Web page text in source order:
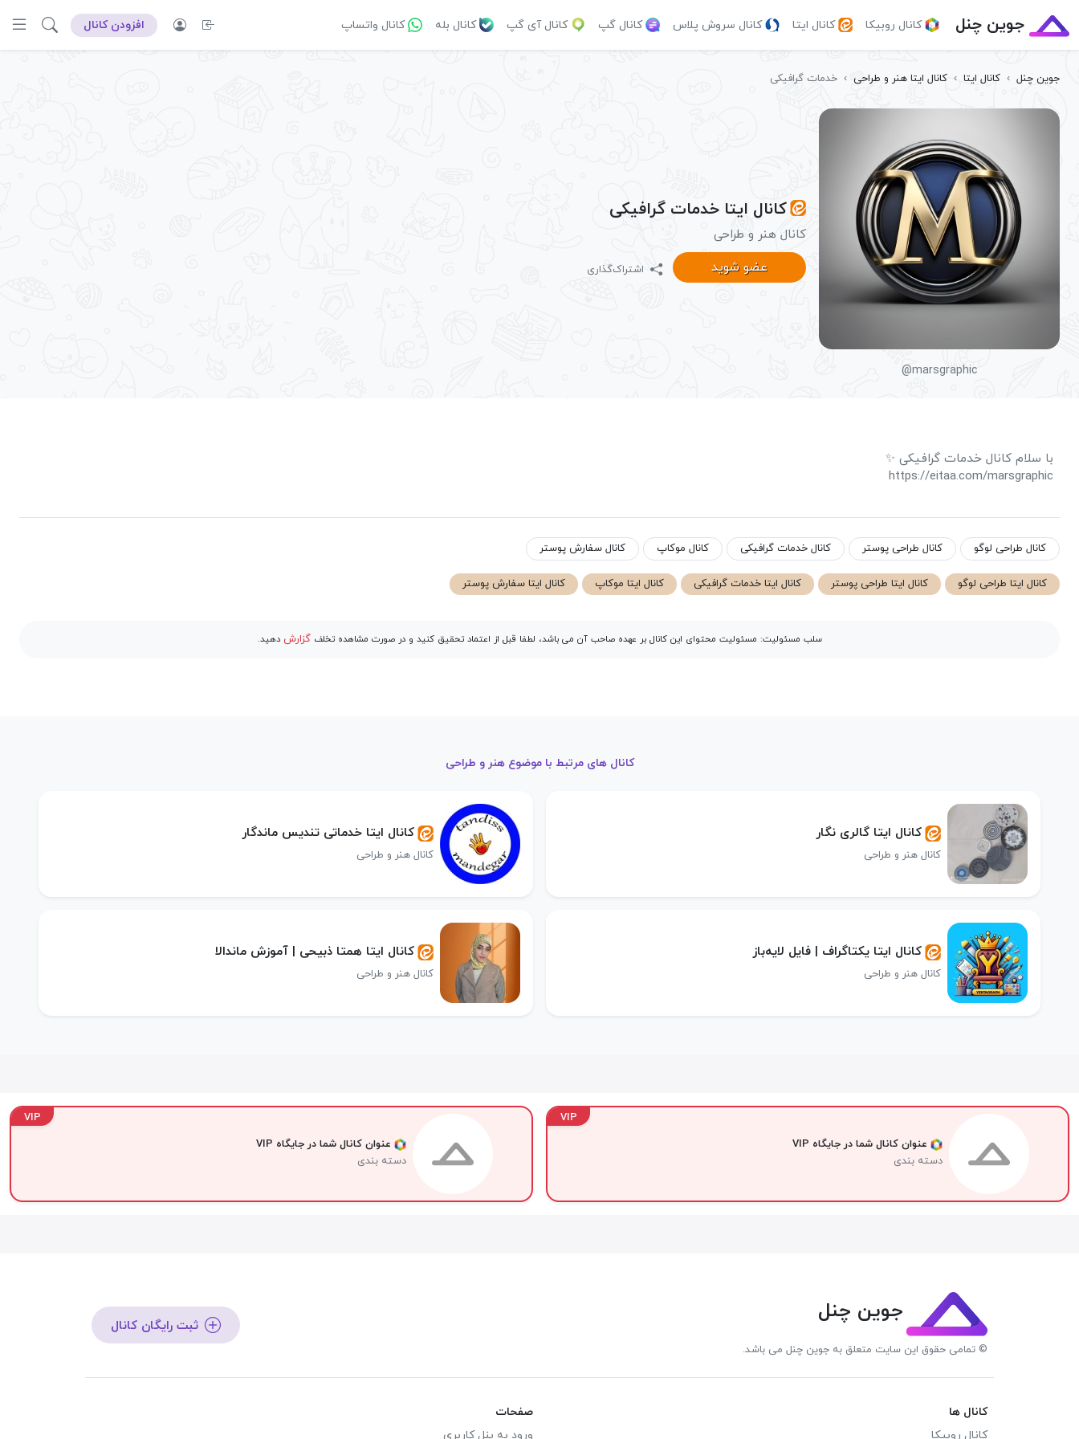
جوین چنل کانال روبیکا کانال ایتا کانال سروش پلاس کانال گپ کانال آی گپ کانال بله کانال واتساپ افزودن کانال
جوین چنل › کانال ایتا › کانال ایتا هنر و طراحی › خدمات گرافیکی
@marsgraphic
کانال ایتا خدمات گرافیکی
کانال هنر و طراحی
عضو شوید
اشتراک‌گذاری
با سلام کانال خدمات گرافیکی ✨️
https://eitaa.com/marsgraphic
کانال طراحی لوگو کانال طراحی پوستر کانال خدمات گرافیکی کانال موکاپ کانال سفارش پوستر
کانال ایتا طراحی لوگو کانال ایتا طراحی پوستر کانال ایتا خدمات گرافیکی کانال ایتا موکاپ کانال ایتا سفارش پوستر
سلب مسئولیت: مسئولیت محتوای این کانال بر عهده صاحب آن می باشد، لطفا قبل از اعتماد تحقیق کنید و در صورت مشاهده تخلفگزارش دهید.
کانال های مرتبط با موضوع هنر و طراحی
کانال ایتا گالری نگار
کانال هنر و طراحی
کانال ایتا خدماتی تندیس ماندگار
کانال هنر و طراحی
کانال ایتا یکتاگراف | فایل لایه‌باز
کانال هنر و طراحی
کانال ایتا همتا ذبیحی | آموزش ماندالا
کانال هنر و طراحی
VIP
عنوان کانال شما در جایگاه VIP
دسته بندی
VIP
عنوان کانال شما در جایگاه VIP
دسته بندی
جوین چنل
© تمامی حقوق این سایت متعلق به جوین چنل می باشد.
ثبت رایگان کانال
کانال ها
کانال روبیکا
صفحات
ورود به پنل کاربری